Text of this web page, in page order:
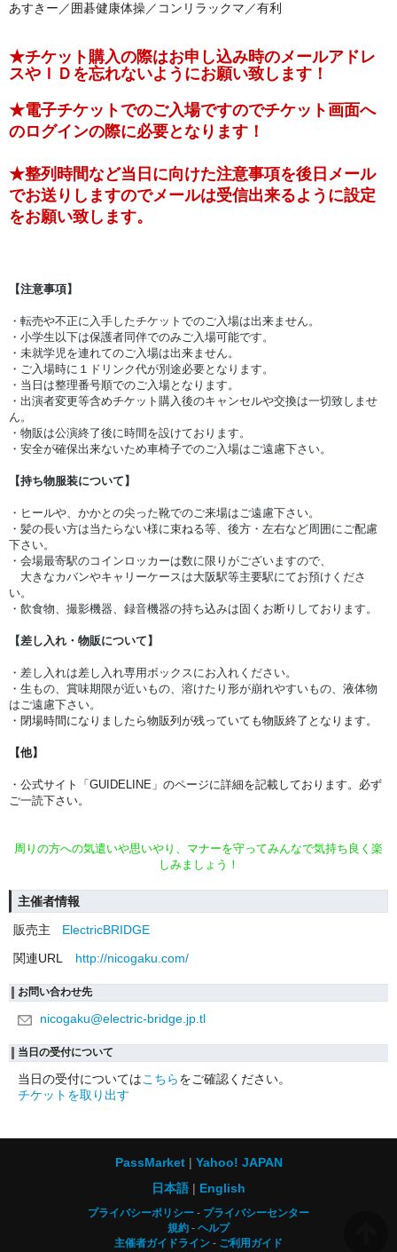
あすきー／囲碁健康体操／コンリラックマ／有利
★チケット購入の際はお申し込み時のメールアドレ
スやＩＤを忘れないようにお願い致します！
★電子チケットでのご入場ですのでチケット画面へ
のログインの際に必要となります！
★整列時間など当日に向けた注意事項を後日メール
でお送りしますのでメールは受信出来るように設定
をお願い致します。
【注意事項】
・転売や不正に入手したチケットでのご入場は出来ません。
・小学生以下は保護者同伴でのみご入場可能です。
・未就学児を連れてのご入場は出来ません。
・ご入場時に１ドリンク代が別途必要となります。
・当日は整理番号順でのご入場となります。
・出演者変更等含めチケット購入後のキャンセルや交換は一切致しませ
ん。
・物販は公演終了後に時間を設けております。
・安全が確保出来ないため車椅子でのご入場はご遠慮下さい。
【持ち物服装について】
・ヒールや、かかとの尖った靴でのご来場はご遠慮下さい。
・髪の長い方は当たらない様に束ねる等、後方・左右など周囲にご配慮
下さい。
・会場最寄駅のコインロッカーは数に限りがございますので、
大きなカバンやキャリーケースは大阪駅等主要駅にてお預けくださ
い。
・飲食物、撮影機器、録音機器の持ち込みは固くお断りしております。
【差し入れ・物販について】
・差し入れは差し入れ専用ボックスにお入れください。
・生もの、賞味期限が近いもの、溶けたり形が崩れやすいもの、液体物
はご遠慮下さい。
・閉場時間になりましたら物販列が残っていても物販終了となります。
【他】
・公式サイト「GUIDELINE」のページに詳細を記載しております。必ず
ご一読下さい。
周りの方への気遣いや思いやり、マナーを守ってみんなで気持ち良く楽
しみましょう！
主催者情報
販売主
ElectricBRIDGE
関連URL
http://nicogaku.com/
お問い合わせ先
nicogaku@electric-bridge.jp.tl
当日の受付について
当日の受付についてはこちらをご確認ください。
チケットを取り出す
PassMarket
Yahoo! JAPAN
日本語
English
プライバシーポリシー
プライバシーセンター
規約
ヘルプ
主催者ガイドライン
ご利用ガイド